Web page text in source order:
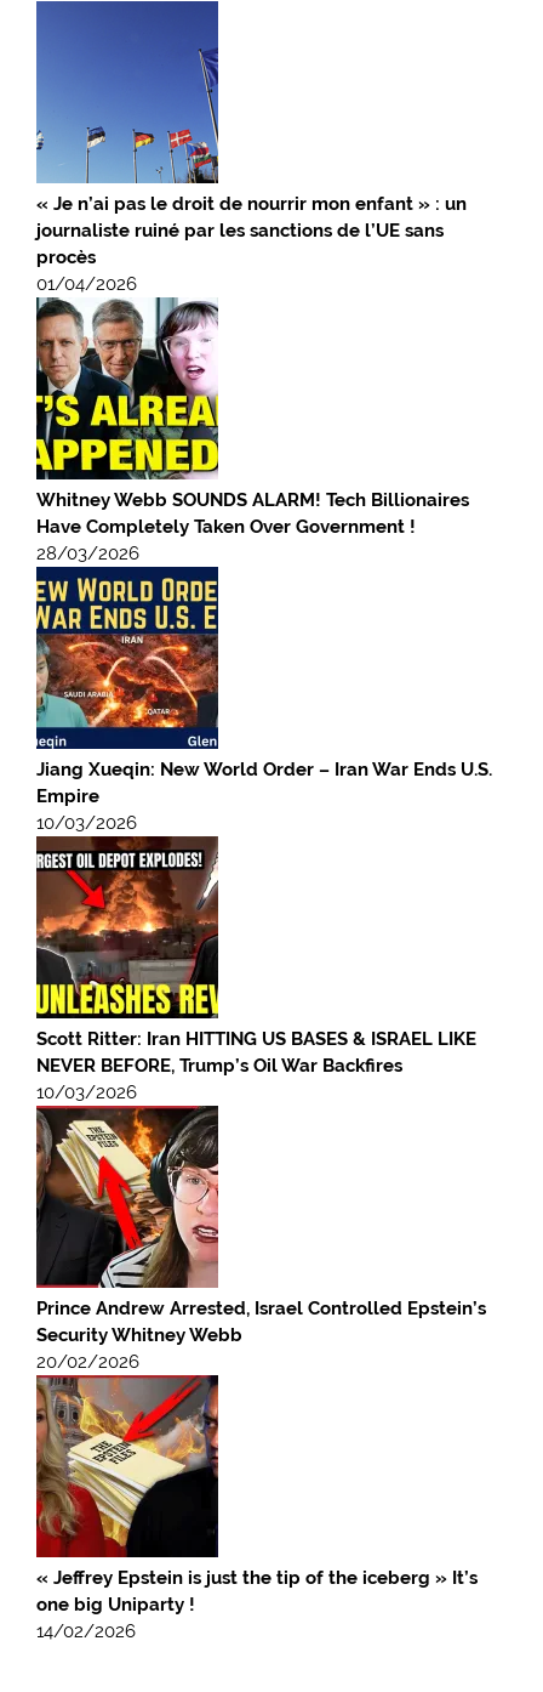
« Je n’ai pas le droit de nourrir mon enfant » : un
journaliste ruiné par les sanctions de l’UE sans
procès
01/04/2026
Whitney Webb SOUNDS ALARM! Tech Billionaires
Have Completely Taken Over Government !
28/03/2026
Jiang Xueqin: New World Order – Iran War Ends U.S.
Empire
10/03/2026
Scott Ritter: Iran HITTING US BASES & ISRAEL LIKE
NEVER BEFORE, Trump’s Oil War Backfires
10/03/2026
Prince Andrew Arrested, Israel Controlled Epstein’s
Security Whitney Webb
20/02/2026
« Jeffrey Epstein is just the tip of the iceberg » It’s
one big Uniparty !
14/02/2026